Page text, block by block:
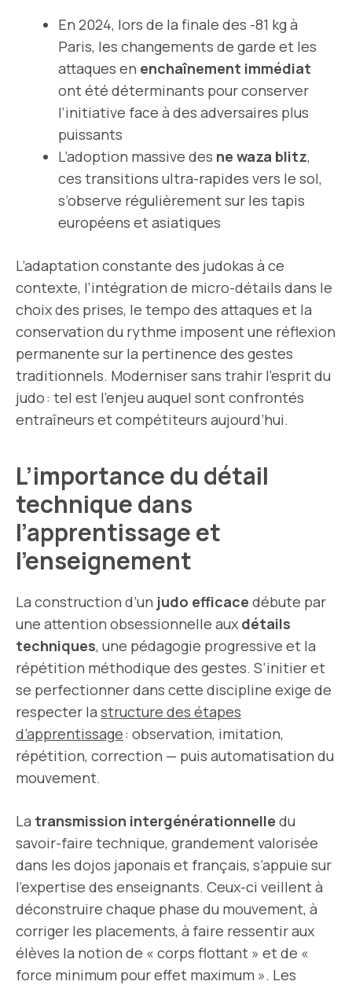
En 2024, lors de la finale des -81 kg à
Paris, les changements de garde et les
attaques en enchaînement immédiat
ont été déterminants pour conserver
l’initiative face à des adversaires plus
puissants
L’adoption massive des ne waza blitz,
ces transitions ultra-rapides vers le sol,
s’observe régulièrement sur les tapis
européens et asiatiques
L’adaptation constante des judokas à ce
contexte, l’intégration de micro-détails dans le
choix des prises, le tempo des attaques et la
conservation du rythme imposent une réflexion
permanente sur la pertinence des gestes
traditionnels. Moderniser sans trahir l’esprit du
judo : tel est l’enjeu auquel sont confrontés
entraîneurs et compétiteurs aujourd’hui.
L’importance du détail
technique dans
l’apprentissage et
l’enseignement
La construction d’un judo efficace débute par
une attention obsessionnelle aux détails
techniques, une pédagogie progressive et la
répétition méthodique des gestes. S’initier et
se perfectionner dans cette discipline exige de
respecter la structure des étapes
d’apprentissage: observation, imitation,
répétition, correction — puis automatisation du
mouvement.
La transmission intergénérationnelle du
savoir-faire technique, grandement valorisée
dans les dojos japonais et français, s’appuie sur
l’expertise des enseignants. Ceux-ci veillent à
déconstruire chaque phase du mouvement, à
corriger les placements, à faire ressentir aux
élèves la notion de « corps flottant » et de «
force minimum pour effet maximum ». Les